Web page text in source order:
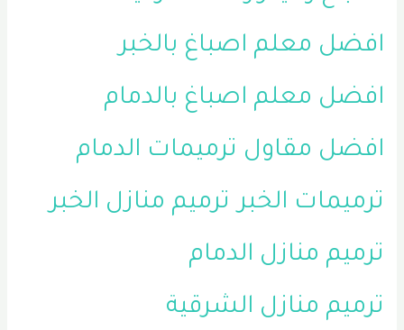
افضل معلم اصباغ بالخبر
افضل معلم اصباغ بالدمام
افضل مقاول ترميمات الدمام
ترميمات الخبر ترميم منازل الخبر
ترميم منازل الدمام
ترميم منازل الشرقية